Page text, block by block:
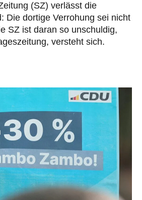
(SZ) verlässt die
Die dortige Verrohung sei nicht
SZ ist daran so unschuldig,
versteht sich.